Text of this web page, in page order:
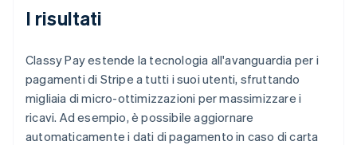
I risultati
Classy Pay estende la tecnologia all'avanguardia per i
pagamenti di Stripe a tutti i suoi utenti, sfruttando
migliaia di micro-ottimizzazioni per massimizzare i
ricavi. Ad esempio, è possibile aggiornare
automaticamente i dati di pagamento in caso di carta